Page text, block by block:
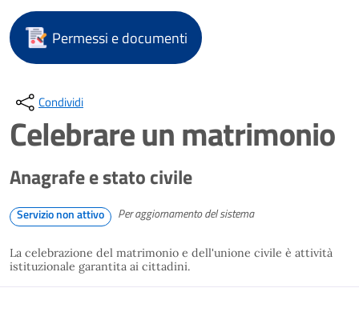
Permessi e documenti
Condividi
Celebrare un matrimonio
Anagrafe e stato civile
Servizio non attivo Per aggiornamento del sistema
La celebrazione del matrimonio e dell'unione civile è attività
istituzionale garantita ai cittadini.